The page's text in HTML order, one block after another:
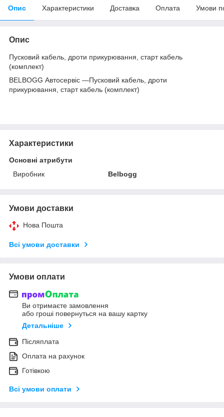
Опис Характеристики Доставка Оплата Умови
Опис
Пусковий кабель, дроти прикурювання, старт кабель
(комплект)
BELBOGG Автосервіс —Пусковий кабель, дроти
прикурювання, старт кабель (комплект)
Характеристики
Основні атрибути
Виробник
Belbogg
Умови доставки
Нова Пошта
Всі умови доставки
Умови оплати
Ви отримаєте замовлення
або гроші повернуться на вашу картку
Детальніше
Післяплата
Оплата на рахунок
Готівкою
Всі умови оплати